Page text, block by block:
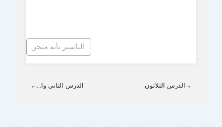
التأشير بأنه منجز
→الدرس الثلاثون الدرس الثاني وا...←